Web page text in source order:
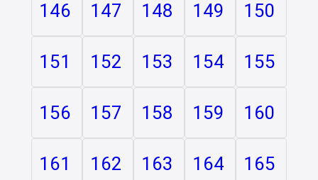
146 147 148 149 150
151 152 153 154 155
156 157 158 159 160
161 162 163 164 165